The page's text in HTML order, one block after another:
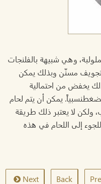
وهي شبيهة بالفلنجات
مسنّن وبذلك يمكن
يخفض من احتمالية
يمكن أن يتم لحام
ولكن لا يعتبر ذلك طريقة
إلى اللحام في هذه
Back
Next